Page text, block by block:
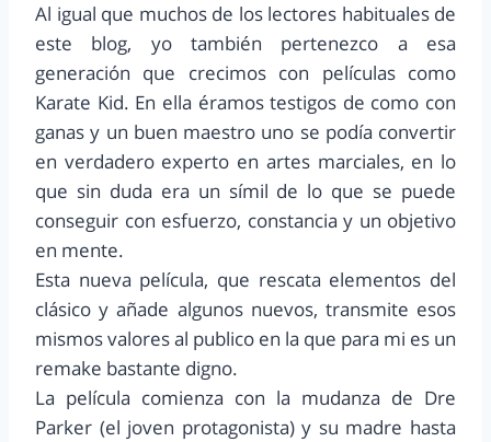
Al igual que muchos de los lectores habituales de
este blog, yo también pertenezco a esa
generación que crecimos con películas como
Karate Kid. En ella éramos testigos de como con
ganas y un buen maestro uno se podía convertir
en verdadero experto en artes marciales, en lo
que sin duda era un símil de lo que se puede
conseguir con esfuerzo, constancia y un objetivo
en mente.
Esta nueva película, que rescata elementos del
clásico y añade algunos nuevos, transmite esos
mismos valores al publico en la que para mi es un
remake bastante digno.
La película comienza con la mudanza de Dre
Parker (el joven protagonista) y su madre hasta